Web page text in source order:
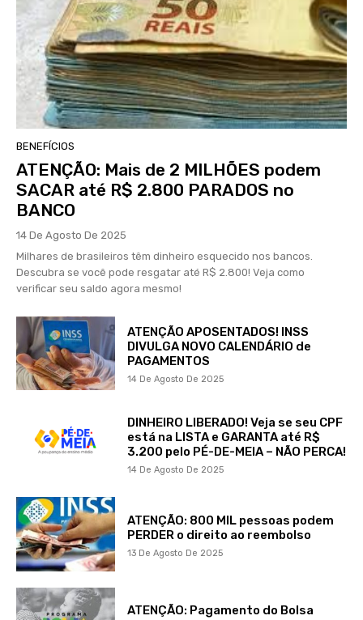
BENEFÍCIOS
ATENÇÃO: Mais de 2 MILHÕES podem
SACAR até R$ 2.800 PARADOS no
BANCO
14 De Agosto De 2025
Milhares de brasileiros têm dinheiro esquecido nos bancos.
Descubra se você pode resgatar até R$ 2.800! Veja como
verificar seu saldo agora mesmo!
ATENÇÃO APOSENTADOS! INSS
DIVULGA NOVO CALENDÁRIO de
PAGAMENTOS
14 De Agosto De 2025
DINHEIRO LIBERADO! Veja se seu CPF
está na LISTA e GARANTA até R$
3.200 pelo PÉ-DE-MEIA – NÃO PERCA!
14 De Agosto De 2025
ATENÇÃO: 800 MIL pessoas podem
PERDER o direito ao reembolso
13 De Agosto De 2025
ATENÇÃO: Pagamento do Bolsa